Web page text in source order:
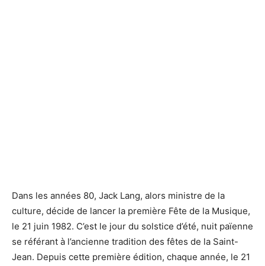
Dans les années 80, Jack Lang, alors ministre de la
culture, décide de lancer la première Fête de la Musique,
le 21 juin 1982. C’est le jour du solstice d’été, nuit païenne
se référant à l’ancienne tradition des fêtes de la Saint-
Jean. Depuis cette première édition, chaque année, le 21